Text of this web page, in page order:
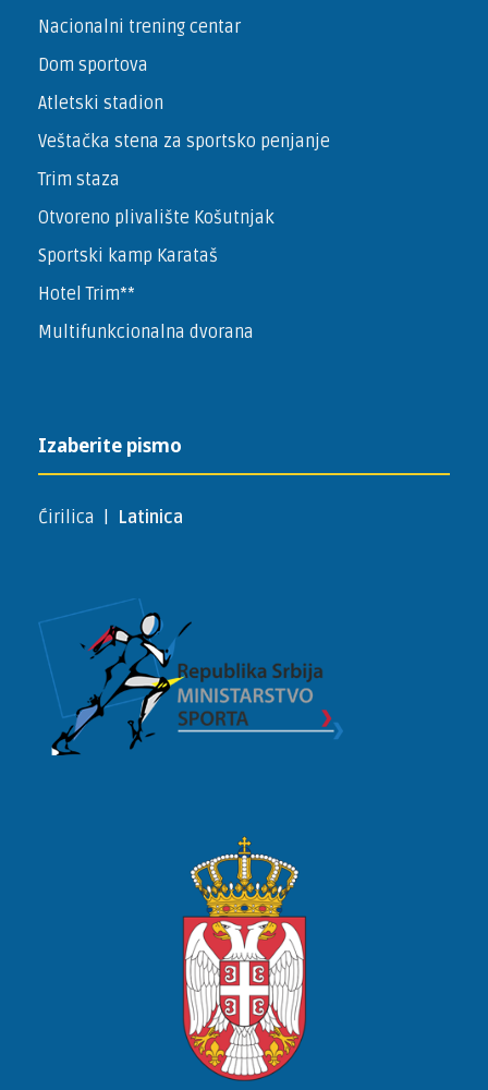
Nacionalni trening centar
Dom sportova
Atletski stadion
Veštačka stena za sportsko penjanje
Trim staza
Otvoreno plivalište Košutnjak
Sportski kamp Karataš
Hotel Trim**
Multifunkcionalna dvorana
Izaberite pismo
Ćirilica Latinica